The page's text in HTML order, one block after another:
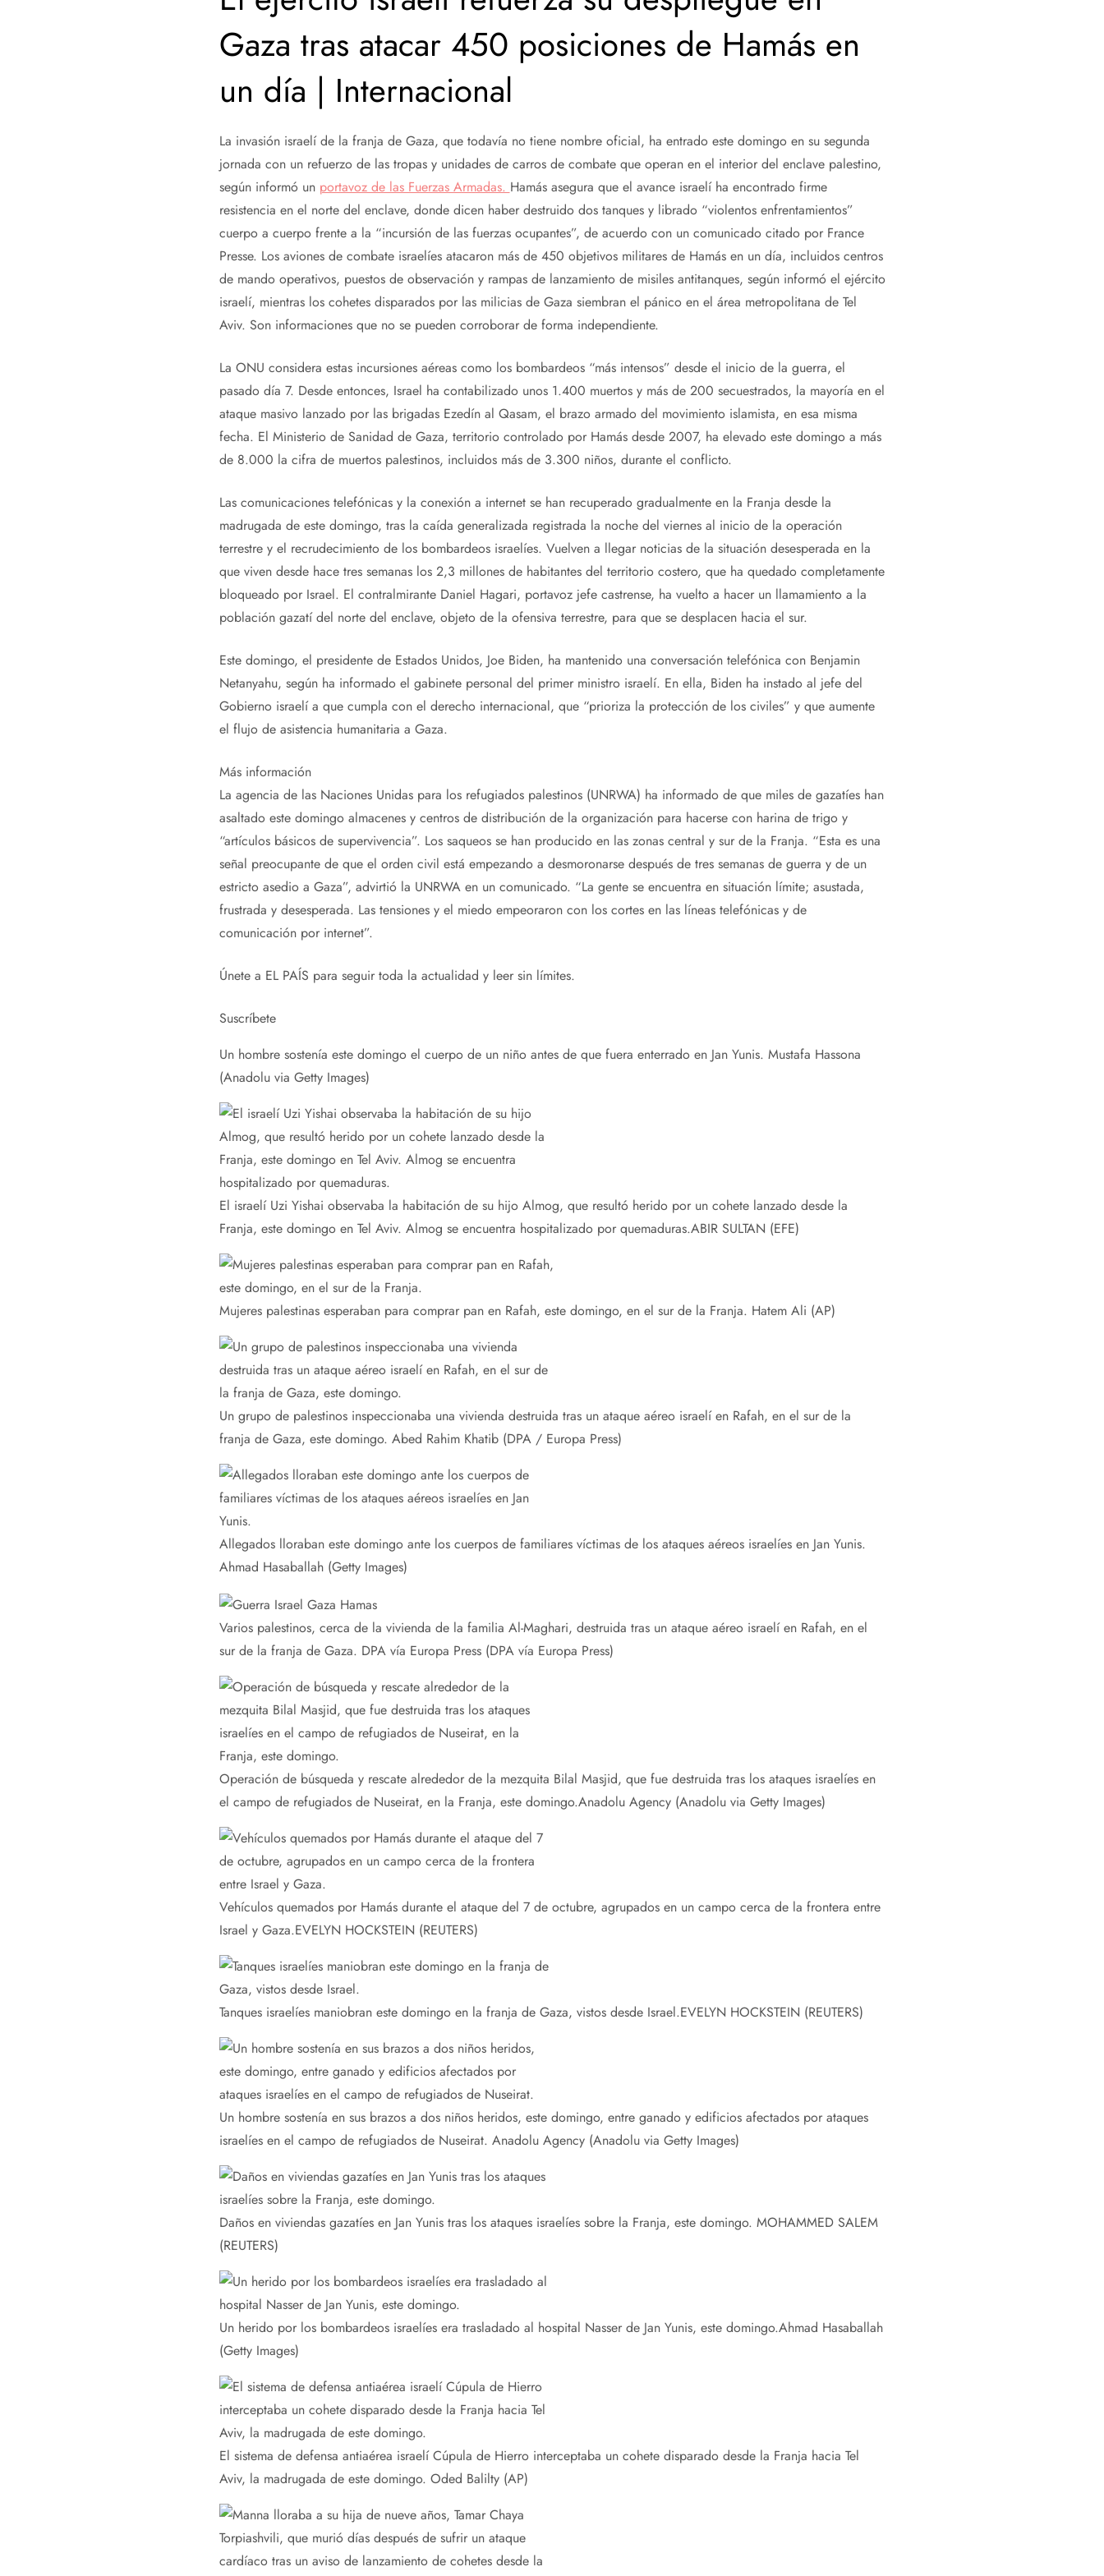
Gaza tras atacar 450 posiciones de Hamás en
un día | Internacional
La invasión israelí de la franja de Gaza, que todavía no tiene nombre oficial, ha entrado este domingo en su segunda
jornada con un refuerzo de las tropas y unidades de carros de combate que operan en el interior del enclave palestino,
según informó un portavoz de las Fuerzas Armadas. Hamás asegura que el avance israelí ha encontrado firme
resistencia en el norte del enclave, donde dicen haber destruido dos tanques y librado “violentos enfrentamientos”
cuerpo a cuerpo frente a la “incursión de las fuerzas ocupantes”, de acuerdo con un comunicado citado por France
Presse. Los aviones de combate israelíes atacaron más de 450 objetivos militares de Hamás en un día, incluidos centros
de mando operativos, puestos de observación y rampas de lanzamiento de misiles antitanques, según informó el ejército
israelí, mientras los cohetes disparados por las milicias de Gaza siembran el pánico en el área metropolitana de Tel
Aviv. Son informaciones que no se pueden corroborar de forma independiente.
La ONU considera estas incursiones aéreas como los bombardeos “más intensos” desde el inicio de la guerra, el
pasado día 7. Desde entonces, Israel ha contabilizado unos 1.400 muertos y más de 200 secuestrados, la mayoría en el
ataque masivo lanzado por las brigadas Ezedín al Qasam, el brazo armado del movimiento islamista, en esa misma
fecha. El Ministerio de Sanidad de Gaza, territorio controlado por Hamás desde 2007, ha elevado este domingo a más
de 8.000 la cifra de muertos palestinos, incluidos más de 3.300 niños, durante el conflicto.
Las comunicaciones telefónicas y la conexión a internet se han recuperado gradualmente en la Franja desde la
madrugada de este domingo, tras la caída generalizada registrada la noche del viernes al inicio de la operación
terrestre y el recrudecimiento de los bombardeos israelíes. Vuelven a llegar noticias de la situación desesperada en la
que viven desde hace tres semanas los 2,3 millones de habitantes del territorio costero, que ha quedado completamente
bloqueado por Israel. El contralmirante Daniel Hagari, portavoz jefe castrense, ha vuelto a hacer un llamamiento a la
población gazatí del norte del enclave, objeto de la ofensiva terrestre, para que se desplacen hacia el sur.
Este domingo, el presidente de Estados Unidos, Joe Biden, ha mantenido una conversación telefónica con Benjamin
Netanyahu, según ha informado el gabinete personal del primer ministro israelí. En ella, Biden ha instado al jefe del
Gobierno israelí a que cumpla con el derecho internacional, que “prioriza la protección de los civiles” y que aumente
el flujo de asistencia humanitaria a Gaza.
Más información
La agencia de las Naciones Unidas para los refugiados palestinos (UNRWA) ha informado de que miles de gazatíes han
asaltado este domingo almacenes y centros de distribución de la organización para hacerse con harina de trigo y
“artículos básicos de supervivencia”. Los saqueos se han producido en las zonas central y sur de la Franja. “Esta es una
señal preocupante de que el orden civil está empezando a desmoronarse después de tres semanas de guerra y de un
estricto asedio a Gaza”, advirtió la UNRWA en un comunicado. “La gente se encuentra en situación límite; asustada,
frustrada y desesperada. Las tensiones y el miedo empeoraron con los cortes en las líneas telefónicas y de
comunicación por internet”.
Únete a EL PAÍS para seguir toda la actualidad y leer sin límites.
Suscríbete
Un hombre sostenía este domingo el cuerpo de un niño antes de que fuera enterrado en Jan Yunis. Mustafa Hassona
(Anadolu via Getty Images)
El israelí Uzi Yishai observaba la habitación de su hijo Almog, que resultó herido por un cohete lanzado desde la
Franja, este domingo en Tel Aviv. Almog se encuentra hospitalizado por quemaduras.ABIR SULTAN (EFE)
Mujeres palestinas esperaban para comprar pan en Rafah, este domingo, en el sur de la Franja. Hatem Ali (AP)
Un grupo de palestinos inspeccionaba una vivienda destruida tras un ataque aéreo israelí en Rafah, en el sur de la
franja de Gaza, este domingo. Abed Rahim Khatib (DPA / Europa Press)
Allegados lloraban este domingo ante los cuerpos de familiares víctimas de los ataques aéreos israelíes en Jan Yunis.
Ahmad Hasaballah (Getty Images)
Varios palestinos, cerca de la vivienda de la familia Al-Maghari, destruida tras un ataque aéreo israelí en Rafah, en el
sur de la franja de Gaza. DPA vía Europa Press (DPA vía Europa Press)
Operación de búsqueda y rescate alrededor de la mezquita Bilal Masjid, que fue destruida tras los ataques israelíes en
el campo de refugiados de Nuseirat, en la Franja, este domingo.Anadolu Agency (Anadolu via Getty Images)
Vehículos quemados por Hamás durante el ataque del 7 de octubre, agrupados en un campo cerca de la frontera entre
Israel y Gaza.EVELYN HOCKSTEIN (REUTERS)
Tanques israelíes maniobran este domingo en la franja de Gaza, vistos desde Israel.EVELYN HOCKSTEIN (REUTERS)
Un hombre sostenía en sus brazos a dos niños heridos, este domingo, entre ganado y edificios afectados por ataques
israelíes en el campo de refugiados de Nuseirat. Anadolu Agency (Anadolu via Getty Images)
Daños en viviendas gazatíes en Jan Yunis tras los ataques israelíes sobre la Franja, este domingo. MOHAMMED SALEM
(REUTERS)
Un herido por los bombardeos israelíes era trasladado al hospital Nasser de Jan Yunis, este domingo.Ahmad Hasaballah
(Getty Images)
El sistema de defensa antiaérea israelí Cúpula de Hierro interceptaba un cohete disparado desde la Franja hacia Tel
Aviv, la madrugada de este domingo. Oded Balilty (AP)